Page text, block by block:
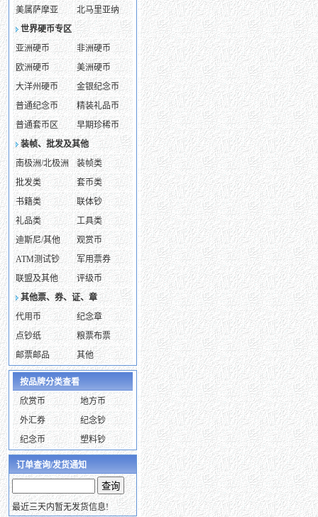
美属萨摩亚
北马里亚纳
世界硬币专区
亚洲硬币
非洲硬币
欧洲硬币
美洲硬币
大洋州硬币
金银纪念币
普通纪念币
精装礼品币
普通套币区
早期珍稀币
装帧、批发及其他
南极洲/北极洲
装帧类
批发类
套币类
书籍类
联体钞
礼品类
工具类
迪斯尼/其他
观赏币
ATM测试钞
军用票券
联盟及其他
评级币
其他票、券、证、章
代用币
纪念章
点钞纸
粮票布票
邮票邮品
其他
按品牌分类查看
欣赏币
地方币
外汇券
纪念钞
纪念币
塑料钞
订单查询/发货通知
最近三天内暂无发货信息!